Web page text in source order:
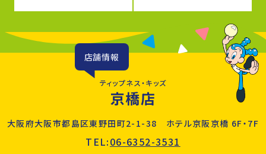
店舗情報
ティップネス・キッズ
京橋店
大阪府大阪市都島区東野田町2-1-38 ホテル京阪京橋 6F・7F
TEL:06-6352-3531